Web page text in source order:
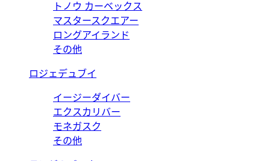
トノウ カーベックス
マスタースクエアー
ロングアイランド
その他
ロジェデュブイ
イージーダイバー
エクスカリバー
モネガスク
その他